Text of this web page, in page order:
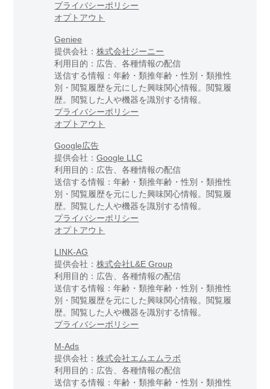
プライバシーポリシー
オプトアウト
Geniee
提供会社：株式会社ジーニー
利用目的：広告、各種情報の配信
送信する情報：年齢・類推年齢・性別・類推性
別・閲覧履歴を元にした興味関心情報。閲覧履
歴。閲覧した人や機器を識別する情報。
プライバシーポリシー
オプトアウト
Google広告
提供会社：Google LLC
利用目的：広告、各種情報の配信
送信する情報：年齢・類推年齢・性別・類推性
別・閲覧履歴を元にした興味関心情報。閲覧履
歴。閲覧した人や機器を識別する情報。
プライバシーポリシー
オプトアウト
LINK-AG
提供会社：株式会社L&E Group
利用目的：広告、各種情報の配信
送信する情報：年齢・類推年齢・性別・類推性
別・閲覧履歴を元にした興味関心情報。閲覧履
歴。閲覧した人や機器を識別する情報。
プライバシーポリシー
M-Ads
提供会社：株式会社エムエムラボ
利用目的：広告、各種情報の配信
送信する情報：年齢・類推年齢・性別・類推性